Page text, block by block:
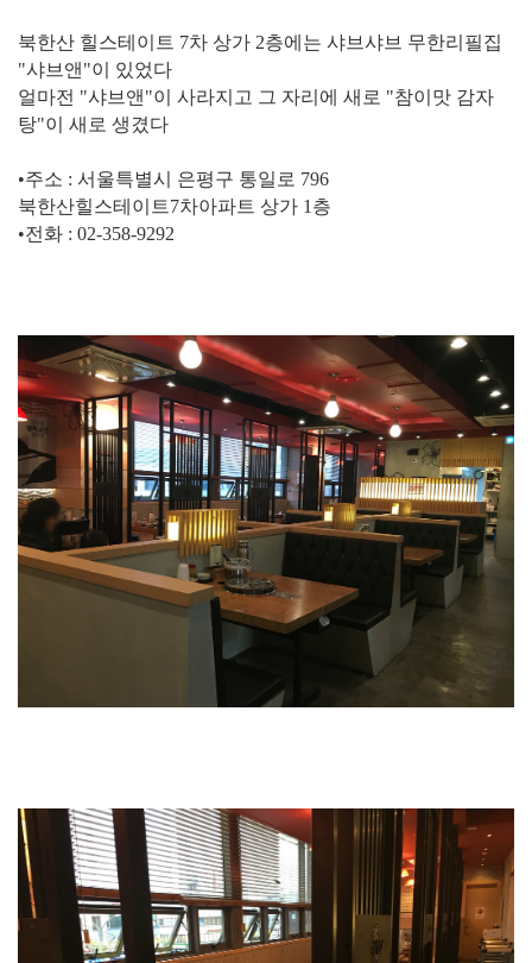
북한산 힐스테이트 7차 상가 2층에는 샤브샤브 무한리필집
"샤브앤"이 있었다
얼마전 "샤브앤"이 사라지고 그 자리에 새로 "참이맛 감자
탕"이 새로 생겼다
•주소 : 서울특별시 은평구 통일로 796
북한산힐스테이트7차아파트 상가 1층
•전화 : 02-358-9292